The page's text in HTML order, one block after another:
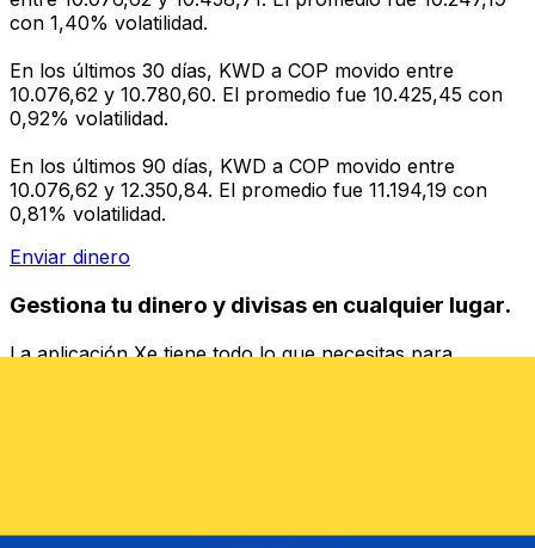
con 1,40% volatilidad.
En los últimos 30 días, KWD a COP movido entre
10.076,62 y 10.780,60. El promedio fue 10.425,45 con
0,92% volatilidad.
En los últimos 90 días, KWD a COP movido entre
10.076,62 y 12.350,84. El promedio fue 11.194,19 con
0,81% volatilidad.
Enviar dinero
Gestiona tu dinero y divisas en cualquier lugar.
La aplicación Xe tiene todo lo que necesitas para